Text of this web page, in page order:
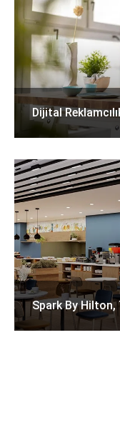
Dijital
Spark By Hilton,